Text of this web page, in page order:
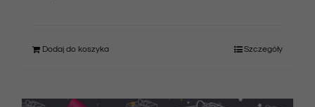
Dodaj do koszyka Szczegóły